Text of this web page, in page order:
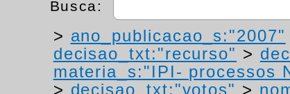
Busca:
> ano_publicacao_s:"2007"
decisao_txt:"recurso" >
materia_s:"IPI- processos
> decisao_txt:"votos" >